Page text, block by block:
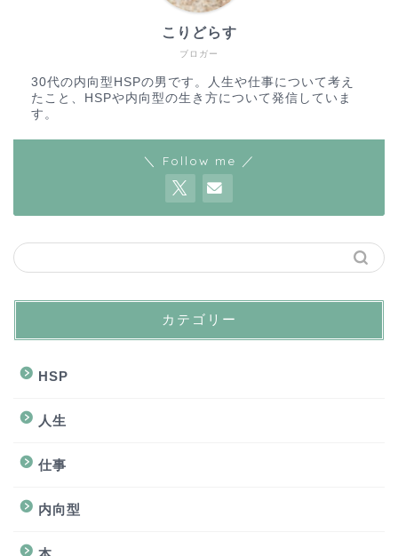
ブロガー
こりどらす
30代の内向型HSPの男です。人生や仕事について考え
たこと、HSPや内向型の生き方について発信していま
す。
＼ Follow me ／
カテゴリー
HSP
人生
仕事
内向型